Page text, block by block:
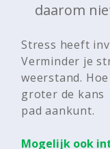
daarom
Stress heeft
Verminder je
weerstand.
groter de kans
pad aankunt.
Mogelijk ook